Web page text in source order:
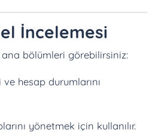
İncelemesi
ana bölümleri görebilirsiniz:
hesap durumlarını
yönetmek için kullanılır.